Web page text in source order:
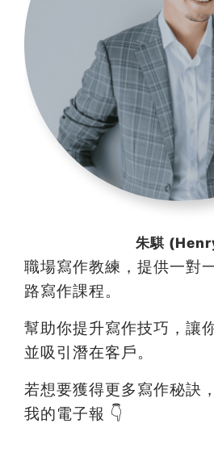
朱騏
職場寫作教練，提供一對
路寫作課程。
幫助你提升寫作技巧，讓
並吸引潛在客戶。
若想要獲得更多寫作秘訣
我的電子報 👇